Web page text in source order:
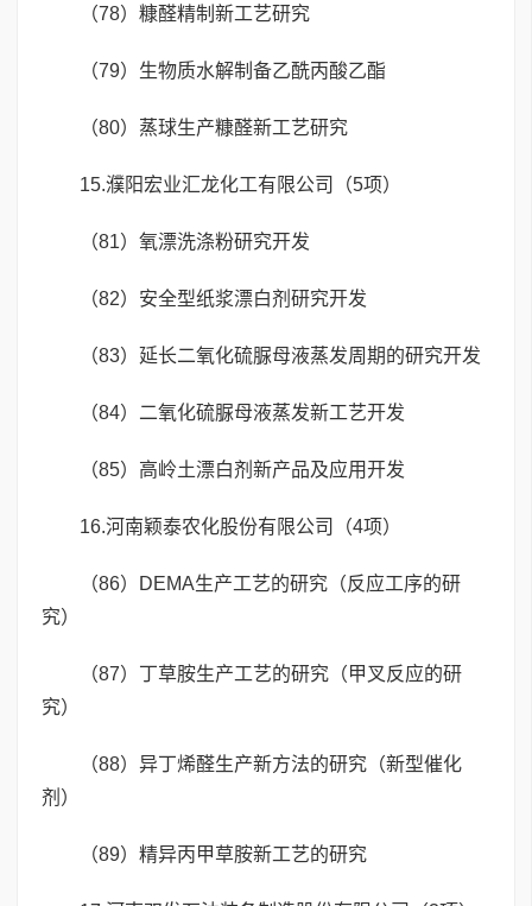
（78）糠醛精制新工艺研究
（79）生物质水解制备乙酰丙酸乙酯
（80）蒸球生产糠醛新工艺研究
15.濮阳宏业汇龙化工有限公司（5项）
（81）氧漂洗涤粉研究开发
（82）安全型纸浆漂白剂研究开发
（83）延长二氧化硫脲母液蒸发周期的研究开发
（84）二氧化硫脲母液蒸发新工艺开发
（85）高岭土漂白剂新产品及应用开发
16.河南颖泰农化股份有限公司（4项）
（86）DEMA生产工艺的研究（反应工序的研
究）
（87）丁草胺生产工艺的研究（甲叉反应的研
究）
（88）异丁烯醛生产新方法的研究（新型催化
剂）
（89）精异丙甲草胺新工艺的研究